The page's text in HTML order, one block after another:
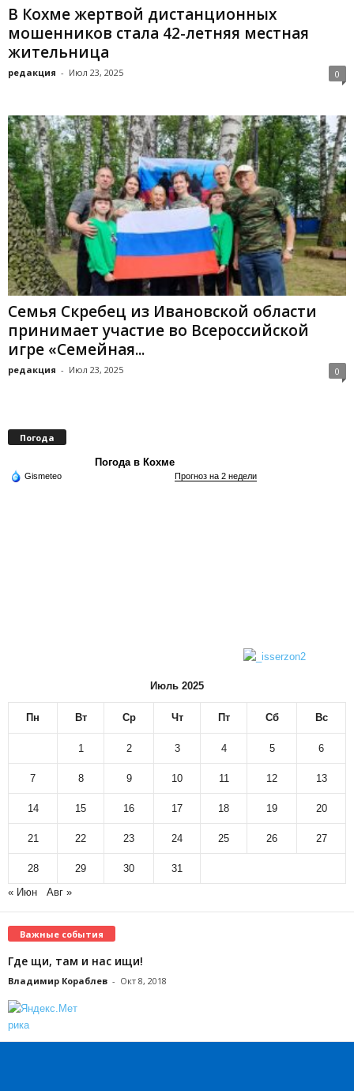
В Кохме жертвой дистанционных
мошенников стала 42-летняя местная
жительница
редакция - Июл 23, 2025 0
Семья Скребец из Ивановской области
принимает участие во Всероссийской
игре «Семейная...
редакция - Июл 23, 2025 0
Погода
Погода в Кохме
Gismeteo Прогноз на 2 недели
Июль 2025
Пн Вт Ср Чт Пт Сб Вс
1 2 3 4 5 6
7 8 9 10 11 12 13
14 15 16 17 18 19 20
21 22 23 24 25 26 27
28 29 30
31
« Июн
Авг »
Важные события
Где щи, там и нас ищи!
Владимир Кораблев - Окт 8, 2018